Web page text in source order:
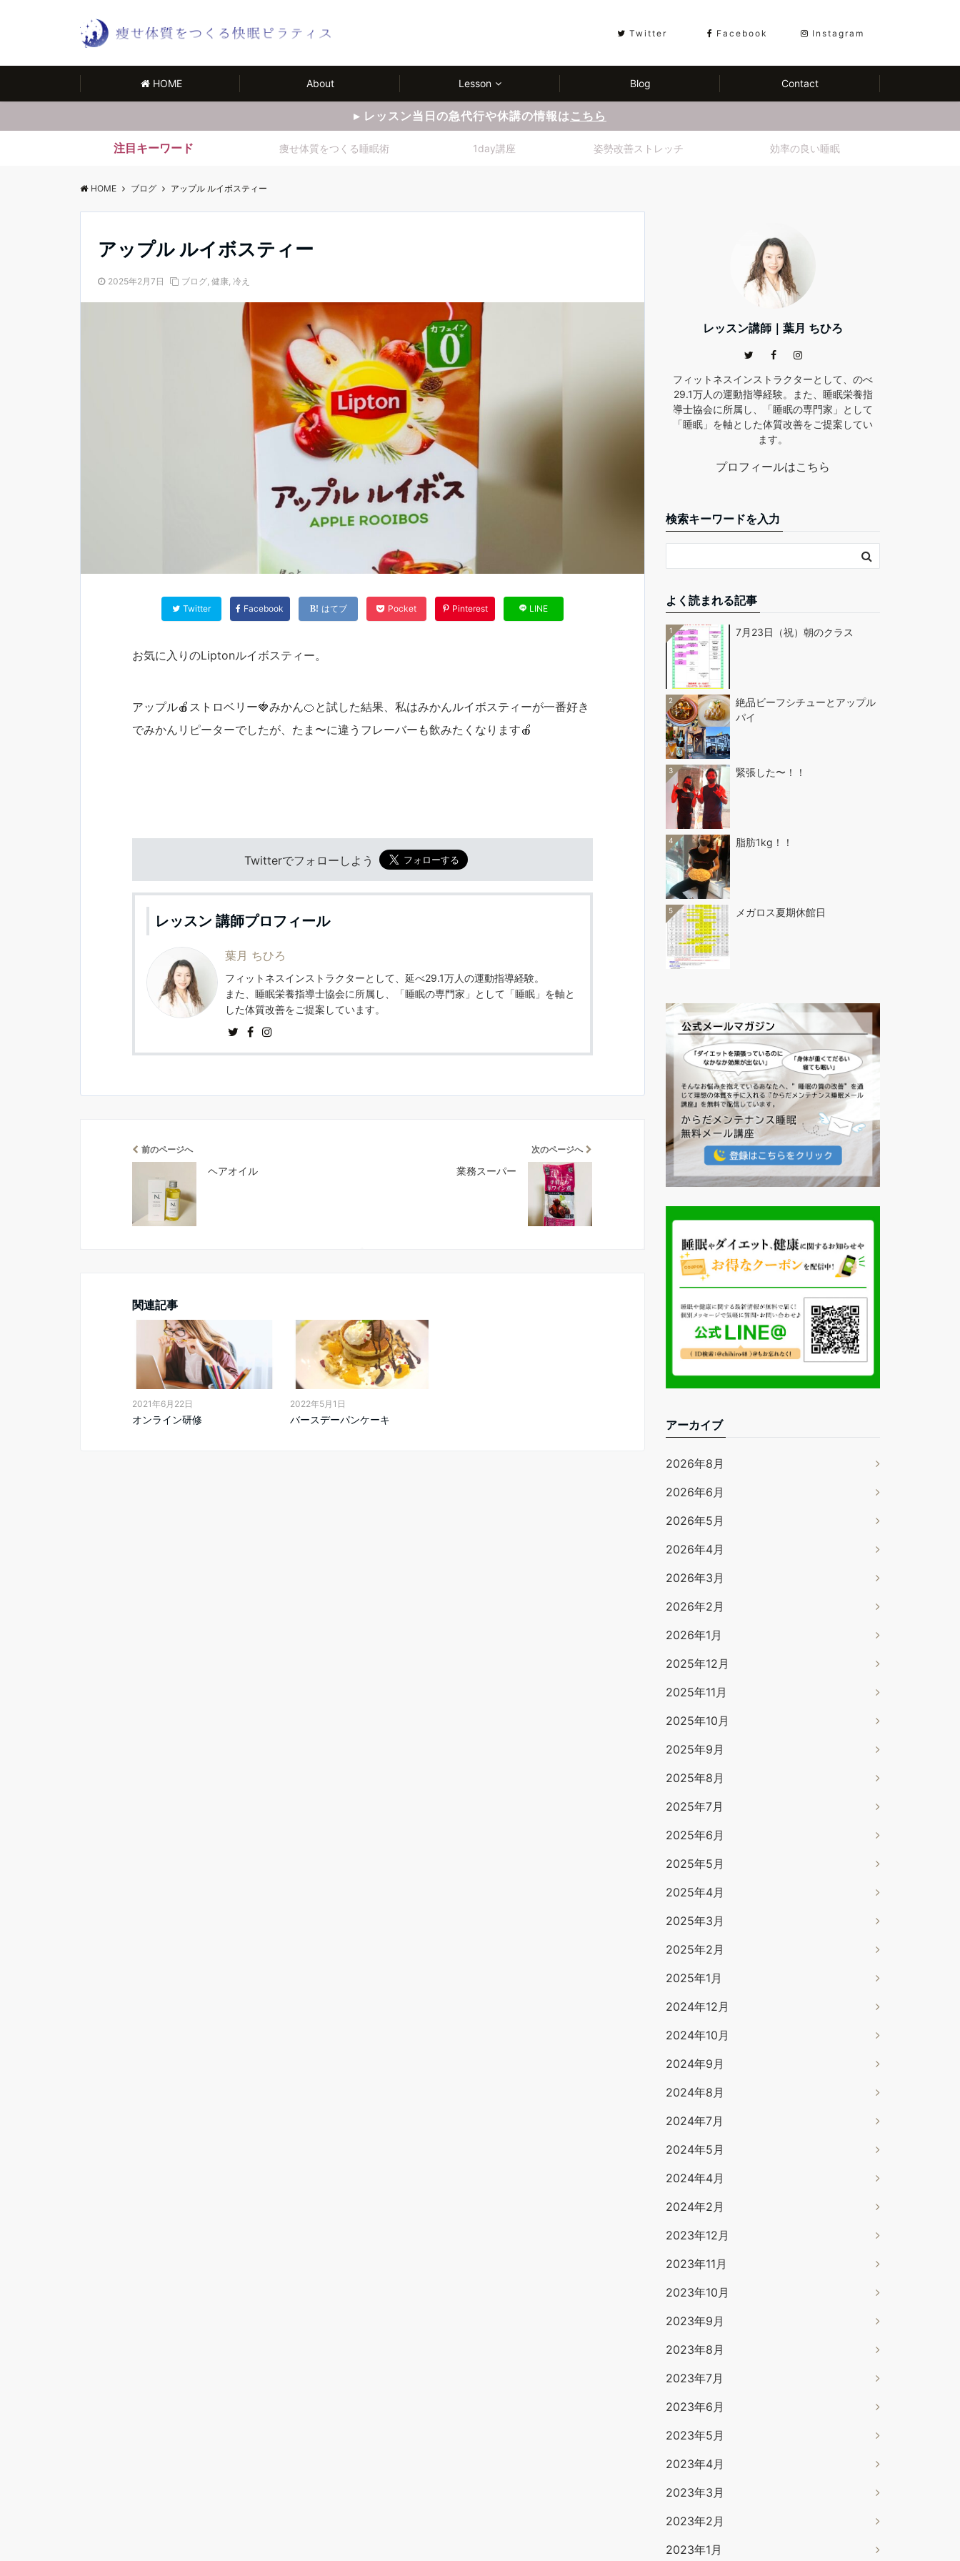
Twitter Facebook Instagram
HOME About Lesson Blog Contact
▸ レッスン当日の急代行や休講の情報はこちら
注目キーワード 痩せ体質をつくる睡眠術 1day講座 姿勢改善ストレッチ 効率の良い睡眠
HOME ブログ アップル ルイボスティー
アップル ルイボスティー
2025年2月7日 ブログ, 健康, 冷え
Twitter Facebook はてブ Pocket Pinterest LINE
お気に入りのLiptonルイボスティー。
アップル🍎ストロベリー🍓みかん🍊と試した結果、私はみかんルイボスティーが一番好き
でみかんリピーターでしたが、たま〜に違うフレーバーも飲みたくなります🍎
Twitterでフォローしよう
レッスン 講師プロフィール
葉月 ちひろ
フィットネスインストラクターとして、延べ29.1万人の運動指導経験。
また、睡眠栄養指導士協会に所属し、「睡眠の専門家」として「睡眠」を軸と
した体質改善をご提案しています。
前のページへ
ヘアオイル
次のページへ
業務スーパー
関連記事
2021年6月22日
オンライン研修
2022年5月1日
バースデーパンケーキ
レッスン講師｜葉月 ちひろ
フィットネスインストラクターとして、のべ
29.1万人の運動指導経験。また、睡眠栄養指
導士協会に所属し、「睡眠の専門家」として
「睡眠」を軸とした体質改善をご提案してい
ます。
プロフィールはこちら
検索キーワードを入力
よく読まれる記事
1 7月23日（祝）朝のクラス
2
絶品ビーフシチューとアップル
パイ
3 緊張した〜！！
4 脂肪1kg！！
5 メガロス夏期休館日
アーカイブ
2026年8月
2026年6月
2026年5月
2026年4月
2026年3月
2026年2月
2026年1月
2025年12月
2025年11月
2025年10月
2025年9月
2025年8月
2025年7月
2025年6月
2025年5月
2025年4月
2025年3月
2025年2月
2025年1月
2024年12月
2024年10月
2024年9月
2024年8月
2024年7月
2024年5月
2024年4月
2024年2月
2023年12月
2023年11月
2023年10月
2023年9月
2023年8月
2023年7月
2023年6月
2023年5月
2023年4月
2023年3月
2023年2月
2023年1月